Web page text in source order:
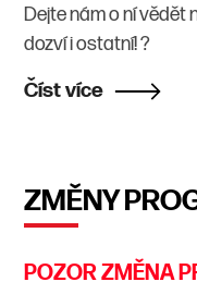
Dejte nám o ní vědět
dozví i ostatní! ?
Číst více
ZMĚNY
POZOR ZMĚNA